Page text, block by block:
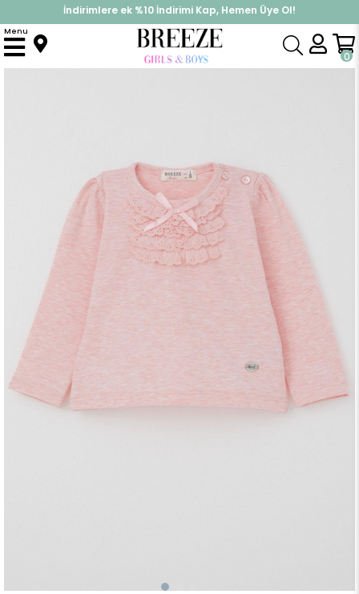
%30 Sepette Yaz İndirimi, Hemen Al!
İndirimlere ek %10 İndirimi Kap, Hemen Üye Ol!
0
Menu
Anasayfa Üst Giyim Uzun Kollu Tişört Kız Bebek Uzun Kollu Tişört Güpürlü Fiyonklu Somon Melanj (6 Ay-2 Yaş)